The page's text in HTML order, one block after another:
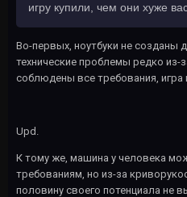
игру купили, чем они хуже
Во-первых, ноутбуки не созданы
технические проблемы редко из-
соблюдены все требования, игра
Upd.
К тому же, машина у человека
требованиям, но из-за
половину своего потенциала не